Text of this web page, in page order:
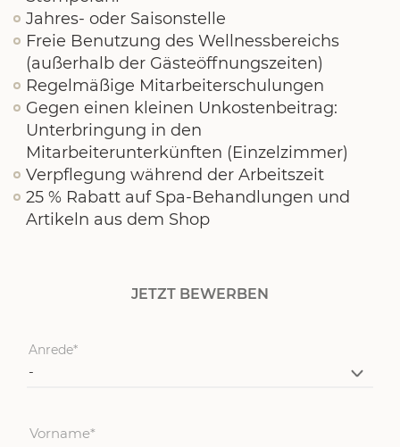
Jahres- oder Saisonstelle
Freie Benutzung des Wellnessbereichs
(außerhalb der Gästeöffnungszeiten)
Regelmäßige Mitarbeiterschulungen
Gegen einen kleinen Unkostenbeitrag:
Unterbringung in den
Mitarbeiterunterkünften (Einzelzimmer)
Verpflegung während der Arbeitszeit
25 % Rabatt auf Spa-Behandlungen und
Artikeln aus dem Shop
JETZT BEWERBEN
Anrede
Vorname